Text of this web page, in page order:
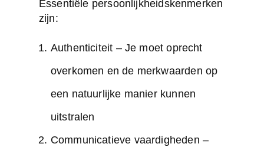
Essentiële persoonlijkheidskenmerken
zijn:
Authenticiteit – Je moet oprecht
overkomen en de merkwaarden op
een natuurlijke manier kunnen
uitstralen
Communicatieve vaardigheden –